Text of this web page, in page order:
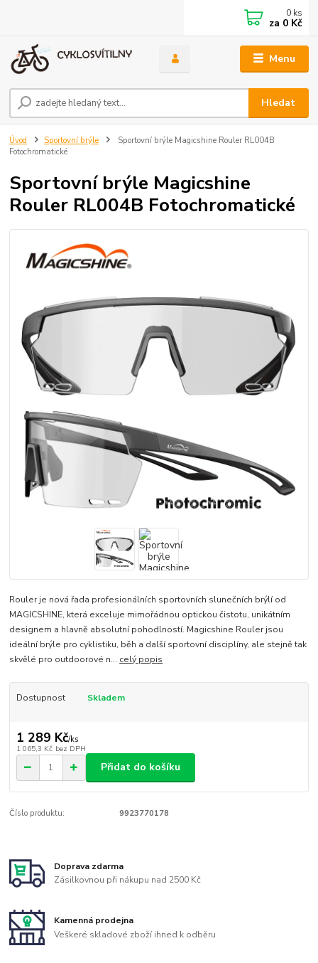
Menu
Hledat
0 ks
za 0 Kč
Úvod Sportovní brýle
Sportovní brýle Magicshine Rouler RL004B
Fotochromatické
Sportovní brýle Magicshine
Rouler RL004B Fotochromatické
Rouler je nová řada profesionálních sportovních slunečních brýlí od
MAGICSHINE, která exceluje mimořádnou optickou čistotu, unikátním
designem a hlavně absolutní pohodlností. Magicshine Rouler jsou
ideální brýle pro cyklistiku, běh a další sportovní disciplíny, ale stejně tak
skvělé pro outdoorové n... celý popis
Dostupnost Skladem
1 289 Kč/ks
1 065,3 Kč bez DPH
Přidat do košíku
Číslo produktu: 9923770178
Doprava zdarma
Zásilkovnou při nákupu nad 2500 Kč
Kamenná prodejna
Veškeré skladové zboží ihned k odběru